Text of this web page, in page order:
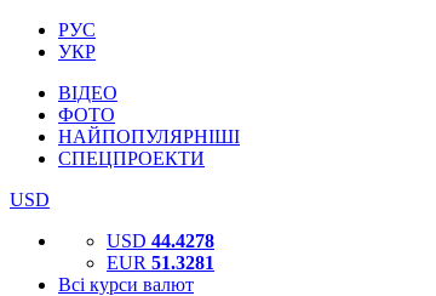
РУС
УКР
ВІДЕО
ФОТО
НАЙПОПУЛЯРНІШІ
СПЕЦПРОЕКТИ
USD
USD 44.4278
EUR 51.3281
Всі курси валют